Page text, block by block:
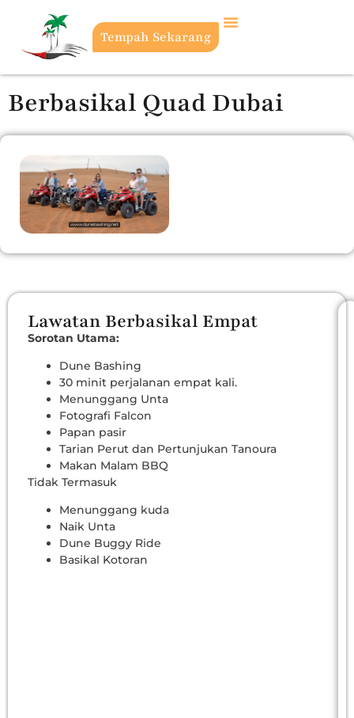
Tempah Sekarang
Berbasikal Quad Dubai
Lawatan Berbasikal Empat
Sorotan Utama:
Dune Bashing
30 minit perjalanan empat kali.
Menunggang Unta
Fotografi Falcon
Papan pasir
Tarian Perut dan Pertunjukan Tanoura
Makan Malam BBQ
Tidak Termasuk
Menunggang kuda
Naik Unta
Dune Buggy Ride
Basikal Kotoran